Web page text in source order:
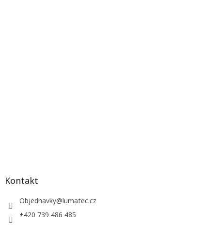
Kontakt
Objednavky@lumatec.cz
+420 739 486 485